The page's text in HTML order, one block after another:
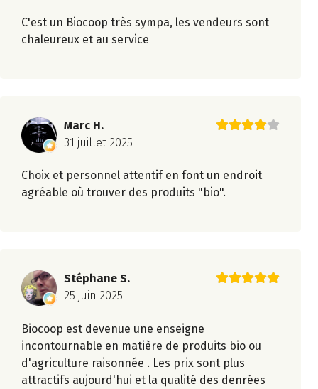
C'est un Biocoop très sympa, les vendeurs sont
chaleureux et au service
Marc H.
31 juillet 2025
Choix et personnel attentif en font un endroit
agréable où trouver des produits "bio".
Stéphane S.
25 juin 2025
Biocoop est devenue une enseigne
incontournable en matière de produits bio ou
d'agriculture raisonnée . Les prix sont plus
attractifs aujourd'hui et la qualité des denrées